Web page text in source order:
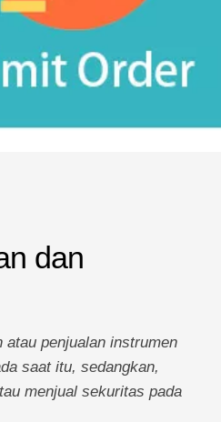
dan
penjualan instrumen
saat itu, sedangkan,
menjual sekuritas pada